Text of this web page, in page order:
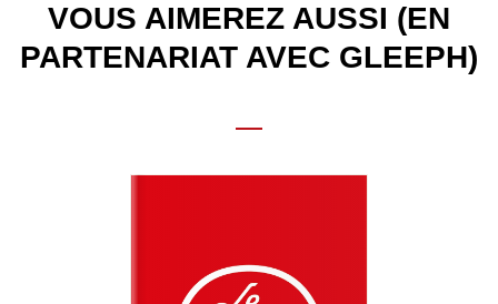
VOUS AIMEREZ AUSSI (EN
PARTENARIAT AVEC GLEEPH)